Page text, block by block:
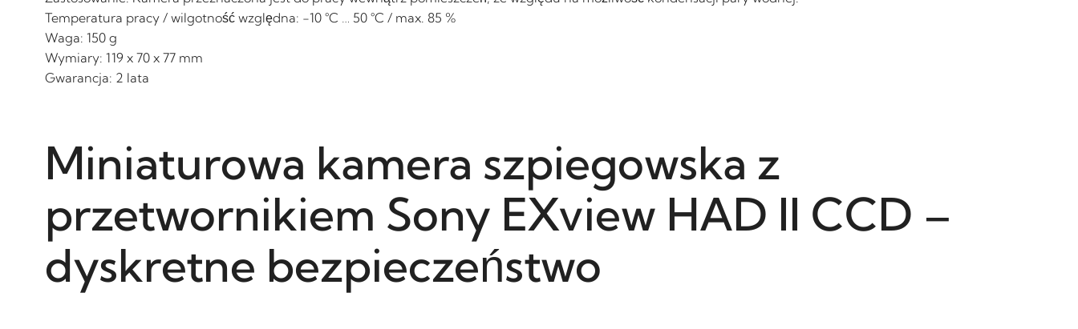
Temperatura pracy / wilgotność względna: -10 °C … 50 °C / max. 85 %
Waga: 150 g
Wymiary: 119 x 70 x 77 mm
Gwarancja: 2 lata
Miniaturowa kamera szpiegowska z
przetwornikiem Sony EXview HAD II CCD –
dyskretne bezpieczeństwo